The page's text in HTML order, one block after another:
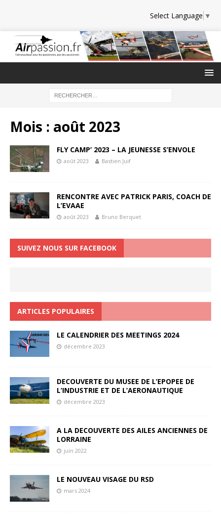
Select Language ▼
Mois : août 2023
FLY CAMP’ 2023 – LA JEUNESSE S’ENVOLE
août 2023 Bastien Juif
RENCONTRE AVEC PATRICK PARIS, COACH DE
L’EVAAE
août 2023 Bruno Berquet
SUIVEZ NOUS SUR FACEBOOK
ARTICLES POPULAIRES
LE CALENDRIER DES MEETINGS 2024
décembre 2023
DECOUVERTE DU MUSEE DE L’EPOPEE DE
L’INDUSTRIE ET DE L’AERONAUTIQUE
décembre 2023
A LA DECOUVERTE DES AILES ANCIENNES DE
LORRAINE
juin 2022
LE NOUVEAU VISAGE DU RSD
mars 2024